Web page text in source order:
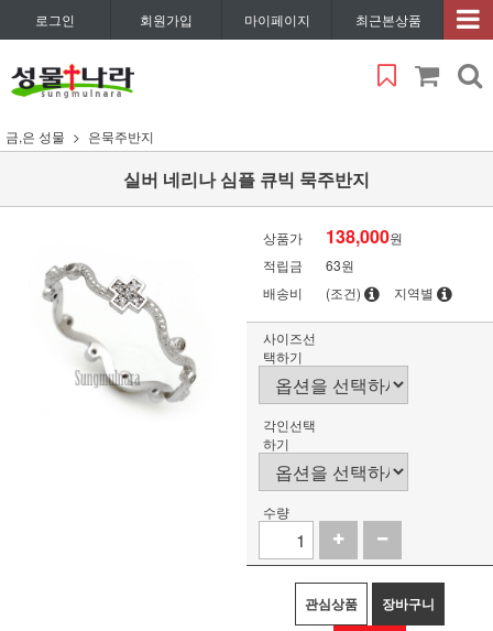
로그인 회원가입 마이페이지 최근본상품
금,은 성물 은묵주반지
실버 네리나 심플 큐빅 묵주반지
상품가 138,000원
적립금
63원
배송비
(조건) 지역별
사이즈선
택하기
각인선택
하기
수량
관심상품 장바구니